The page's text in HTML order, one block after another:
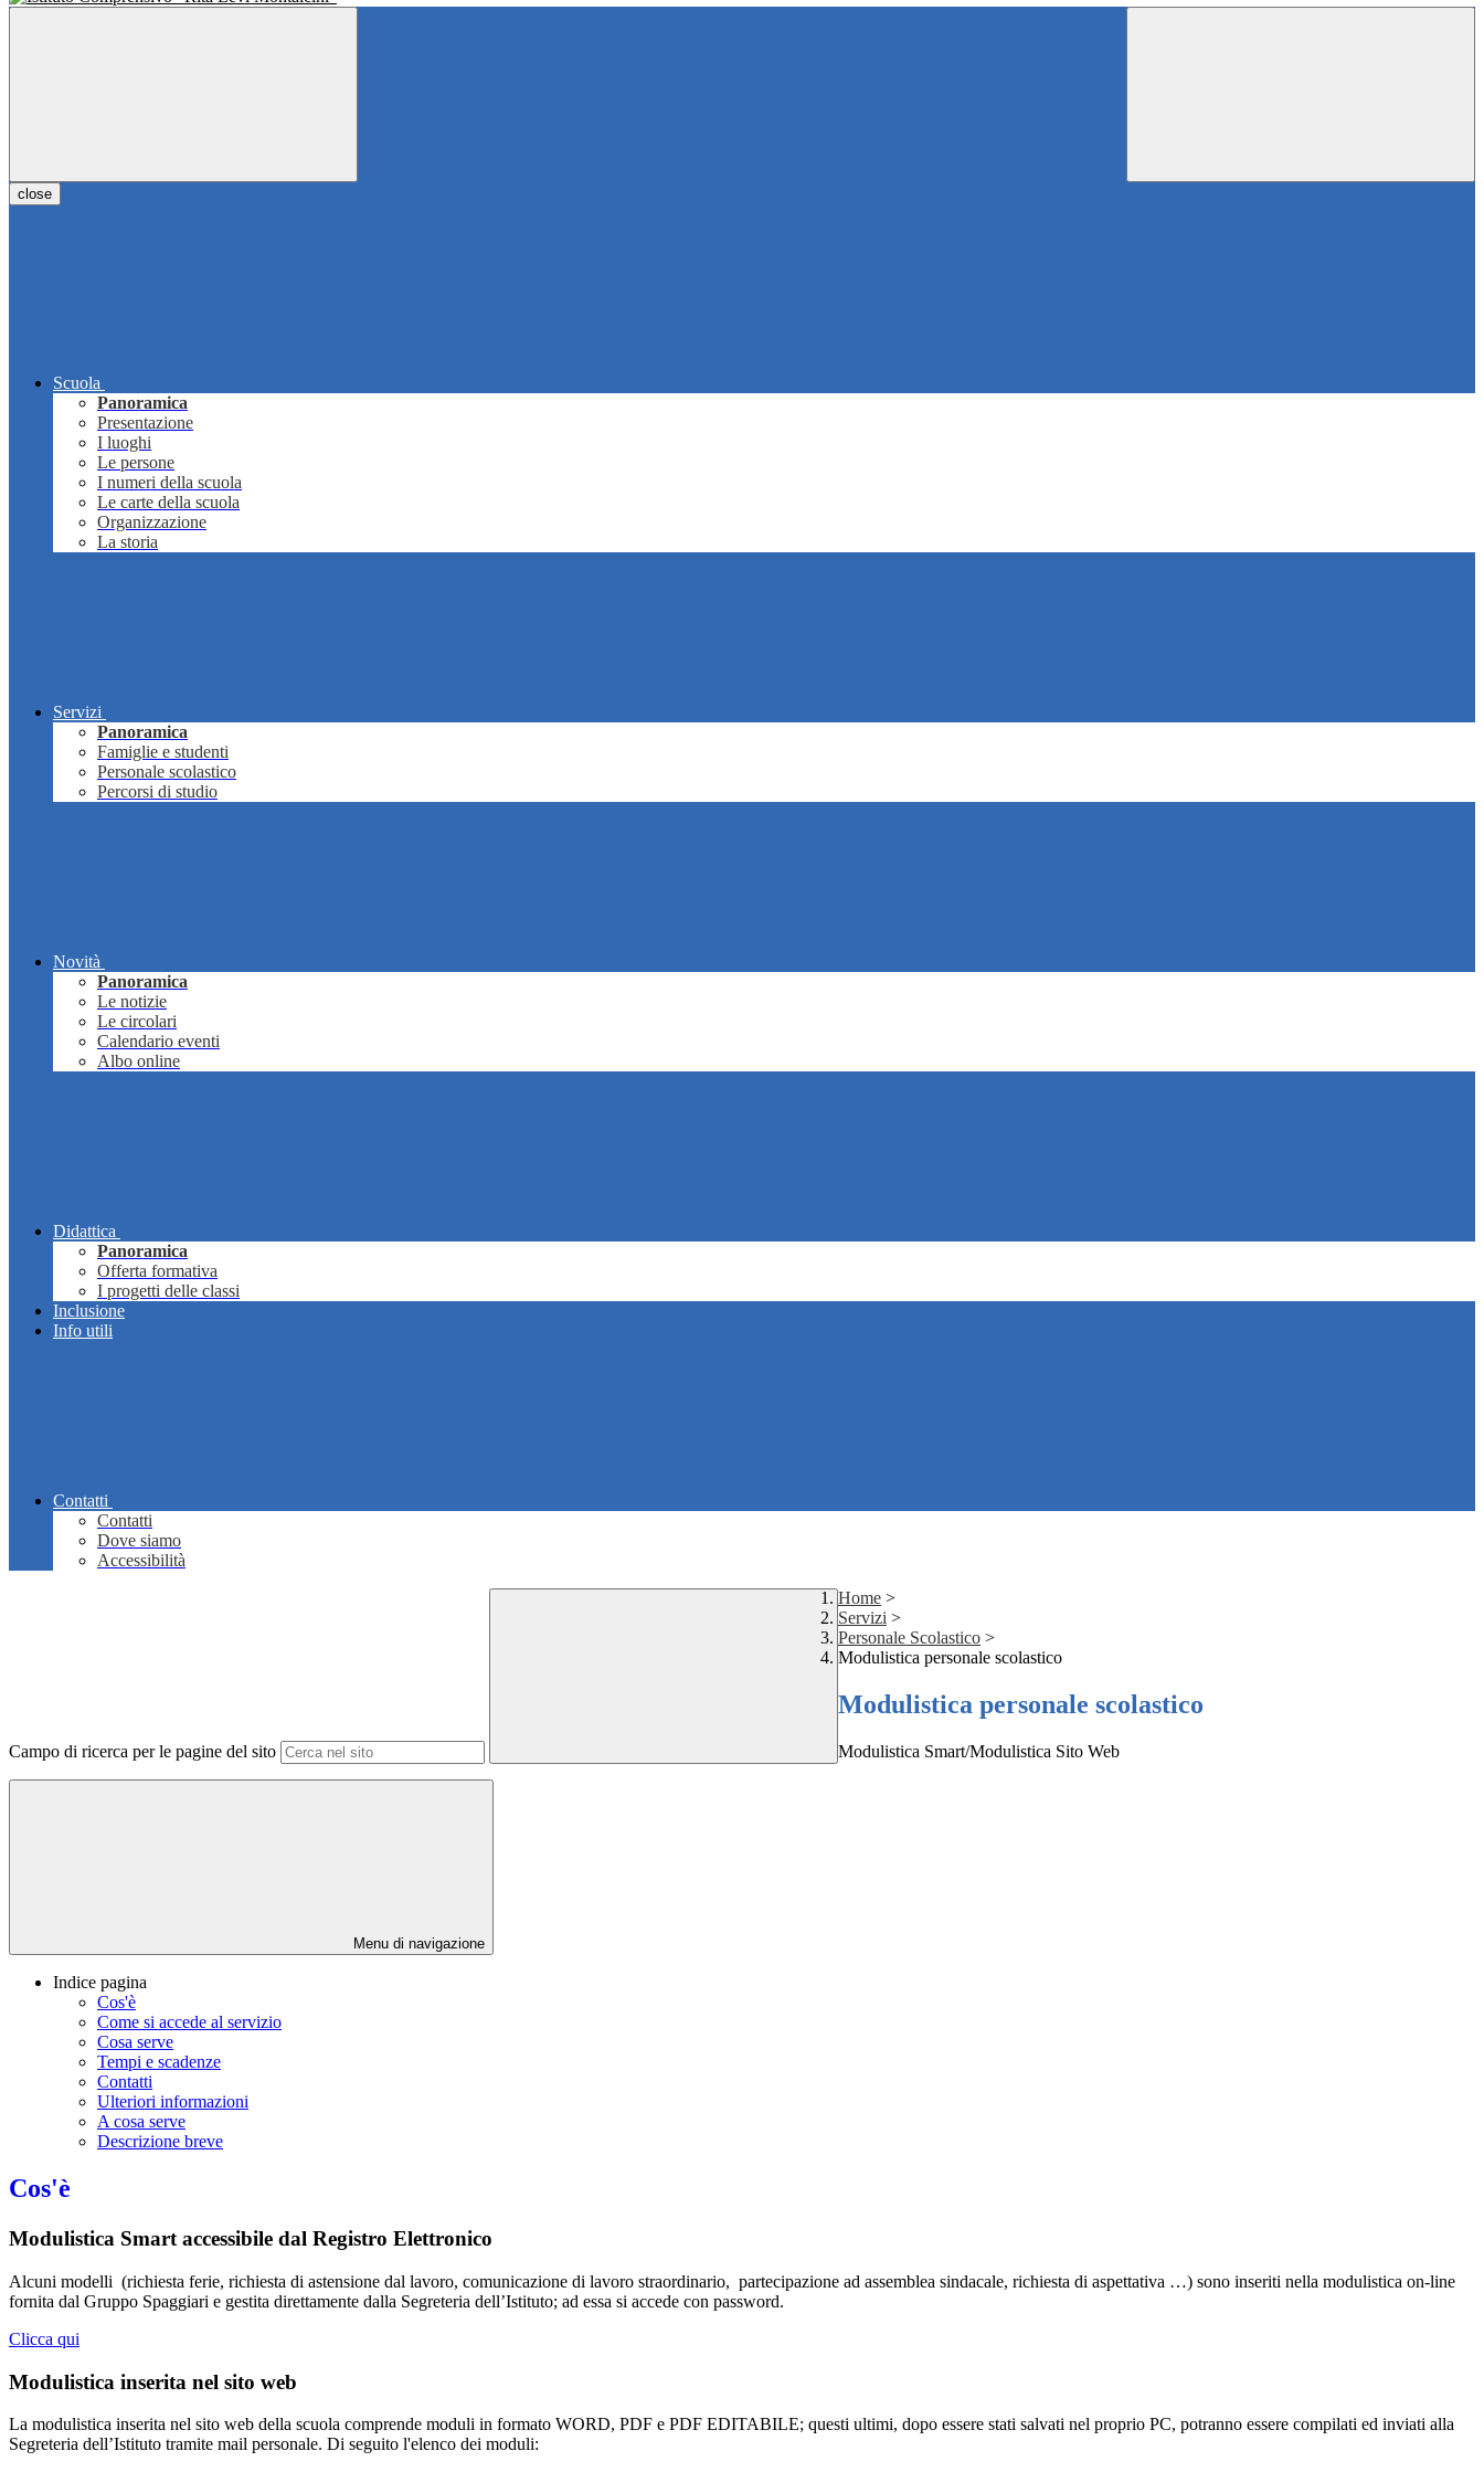
close
Scuola
Panoramica
Presentazione
I luoghi
Le persone
I numeri della scuola
Le carte della scuola
Organizzazione
La storia
Servizi
Panoramica
Famiglie e studenti
Personale scolastico
Percorsi di studio
Novità
Panoramica
Le notizie
Le circolari
Calendario eventi
Albo online
Didattica
Panoramica
Offerta formativa
I progetti delle classi
Inclusione
Info utili
Contatti
Contatti
Dove siamo
Accessibilità
Campo di ricerca per le pagine del sito
Home >
Servizi >
Personale Scolastico >
Modulistica personale scolastico
Modulistica personale scolastico
Modulistica Smart/Modulistica Sito Web
Menu di navigazione
Indice pagina
Cos'è
Come si accede al servizio
Cosa serve
Tempi e scadenze
Contatti
Ulteriori informazioni
A cosa serve
Descrizione breve
Cos'è
Modulistica Smart accessibile dal Registro Elettronico
Alcuni modelli (richiesta ferie, richiesta di astensione dal lavoro, comunicazione di lavoro straordinario, partecipazione ad assemblea sindacale, richiesta di aspettativa …) sono inseriti nella modulistica on-line
fornita dal Gruppo Spaggiari e gestita direttamente dalla Segreteria dell’Istituto; ad essa si accede con password.
Clicca qui
Modulistica inserita nel sito web
La modulistica inserita nel sito web della scuola comprende moduli in formato WORD, PDF e PDF EDITABILE; questi ultimi, dopo essere stati salvati nel proprio PC, potranno essere compilati ed inviati alla
Segreteria dell’Istituto tramite mail personale. Di seguito l'elenco dei moduli: